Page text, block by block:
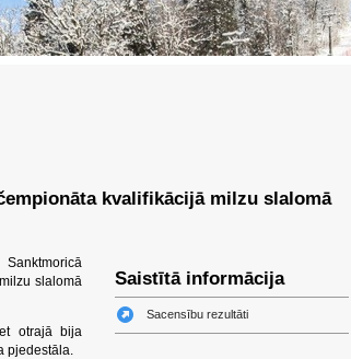
kvalifikācijā milzu slalomā
Saistītā informācija
Sacensību rezultāti
slalomā
otrajā bija
pjedestāla.